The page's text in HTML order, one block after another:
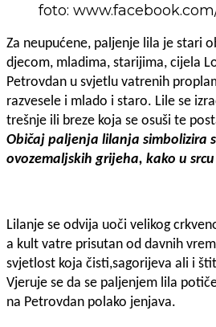
foto:
Za neupućene, paljenje lila je stari
djecom, mladima, starijima, cijela
Petrovdan u svjetlu vatrenih
razvesele i mlado i staro. Lile se
trešnje ili breze koja se osuši te
Običaj paljenja lilanja simbolizira
ovozemaljskih grijeha, kako u
Lilanje se odvija uoči velikog
a kult vatre prisutan od davnih
svjetlost koja čisti,sagorijeva ali i
Vjeruje se da se paljenjem lila
na Petrovdan polako jenjava.